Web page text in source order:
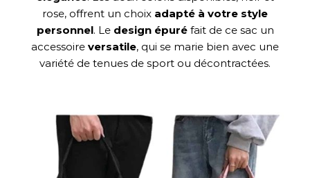
rose, offrent un choix adapté à votre style
personnel. Le design épuréfait de ce sac un
accessoire versatile, qui se marie bien avec une
variété de tenues de sport ou décontractées.